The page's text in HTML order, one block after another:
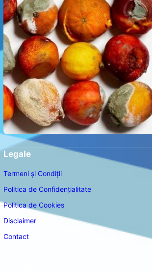
Legale
Termeni și Condiții
Politica de Confidențialitate
Politica de Cookies
Disclaimer
Contact